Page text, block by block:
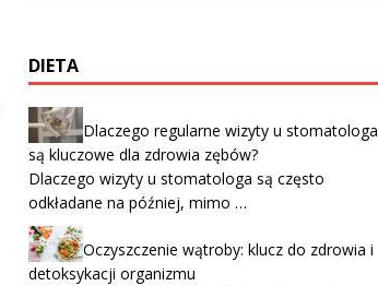
DIETA
Dlaczego regularne wizyty u stomatologa
są kluczowe dla zdrowia zębów?
Dlaczego wizyty u stomatologa są często
odkładane na później, mimo …
Oczyszczenie wątroby: klucz do zdrowia i
detoksykacji organizmu